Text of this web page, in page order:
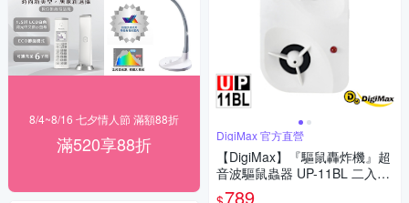
8/4~8/16 七夕情人節 滿額88折
滿520享88折 DigiMax 官方直營
【DigiMax】『驅鼠轟炸機』超
音波驅鼠蟲器 UP-11BL 二入組
[有效空間90坪] [超音波驅鼠]
789